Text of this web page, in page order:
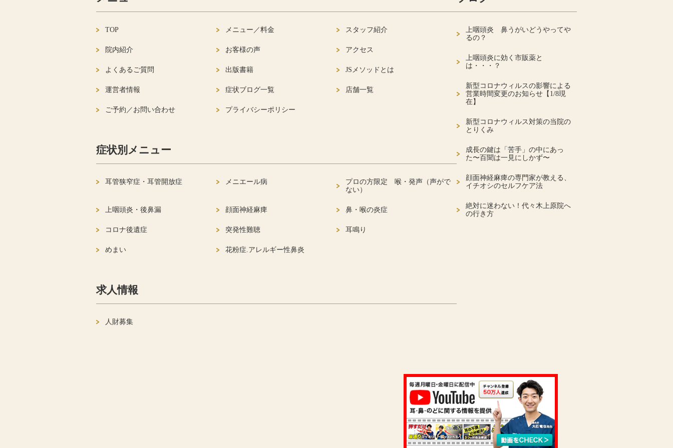
TOP メニュー／料金 スタッフ紹介
院内紹介 お客様の声 アクセス
よくあるご質問 出版書籍 JSメソッドとは
運営者情報 症状ブログ一覧 店舗一覧
ご予約／お問い合わせ プライバシーポリシー
症状別メニュー
耳管狭窄症・耳管開放症 メニエール病
プロの方限定 喉・発声（声がで
ない）
上咽頭炎・後鼻漏 顔面神経麻痺 鼻・喉の炎症
コロナ後遺症 突発性難聴 耳鳴り
めまい 花粉症.アレルギー性鼻炎
求人情報
人財募集
上咽頭炎 鼻うがいどうやってや
るの？
上咽頭炎に効く市販薬と
は・・・？
新型コロナウィルスの影響による
営業時間変更のお知らせ【1/8現
在】
新型コロナウィルス対策の当院の
とりくみ
成長の鍵は「苦手」の中にあっ
た〜百聞は一見にしかず〜
顔面神経麻痺の専門家が教える、
イチオシのセルフケア法
絶対に迷わない！代々木上原院へ
の行き方